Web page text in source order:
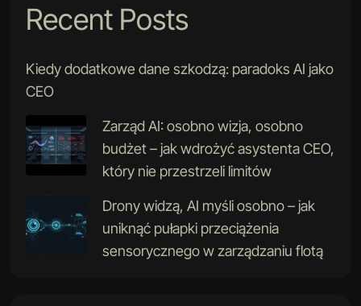
Recent Posts
Kiedy dodatkowe dane szkodzą: paradoks AI jako
CEO
Zarząd AI: osobno wizja, osobno
budżet – jak wdrożyć asystenta CEO,
który nie przestrzeli limitów
Drony widzą, AI myśli osobno – jak
uniknąć pułapki przeciążenia
sensorycznego w zarządzaniu flotą